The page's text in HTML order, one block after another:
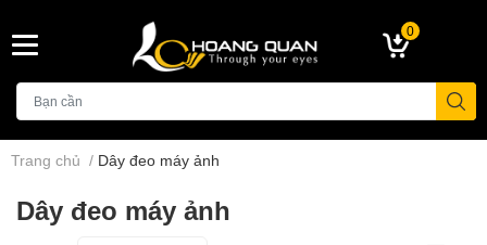
0
Trang chủ / Dây đeo máy ảnh
Dây đeo máy ảnh